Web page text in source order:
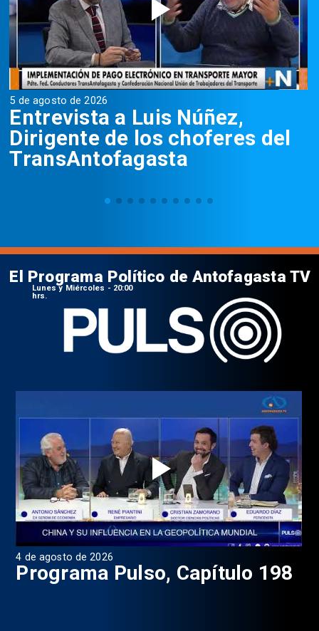
5 de agosto de 2026
Entrevista a Luis Núñez,
Dirigente de los choferes del
TransAntofagasta
4 de agosto de 2026
Programa Pulso, Capítulo 198
El Programa Político de Antofagasta TV
Lunes y Miércoles - 20:00
hrs.